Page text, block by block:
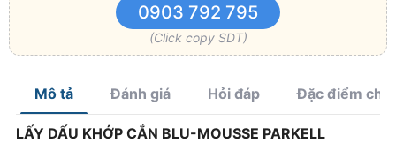
0903 792 795
(Click copy SDT)
Mô tả Đánh giá Hỏi đáp Đặc điểm
LẤY DẤU KHỚP CẮN BLU-MOUSSE PARKELL